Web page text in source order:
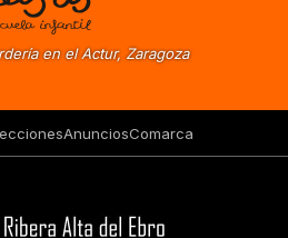
en el Actur, Zaragoza
AnunciosComarca